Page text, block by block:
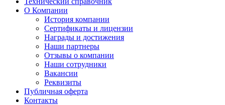
О Компании
История компании
Сертификаты и лицензии
Награды и достижения
Наши партнеры
Отзывы о компании
Наши сотрудники
Вакансии
Реквизиты
Публичная оферта
Контакты